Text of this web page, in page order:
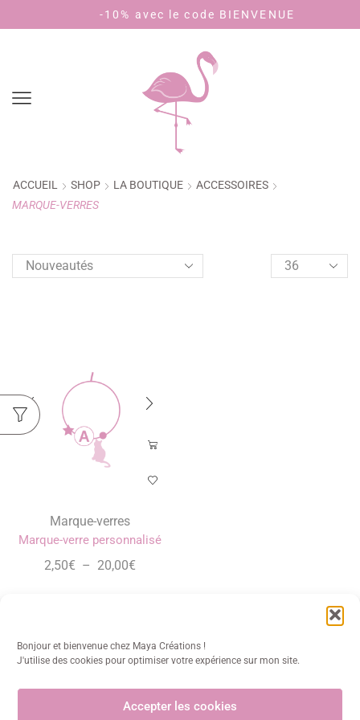
Bonjour et bienvenue chez Maya Créations !
J'utilise des cookies pour optimiser votre expérience sur mon site.
Accepter les cookies
-10% avec le code BIENVENUE
ACCUEIL SHOP LA BOUTIQUE
ACCESSOIRES
MARQUE-VERRES
Marque-verres
Marque-verre personnalisé
2,50€ – 20,00€